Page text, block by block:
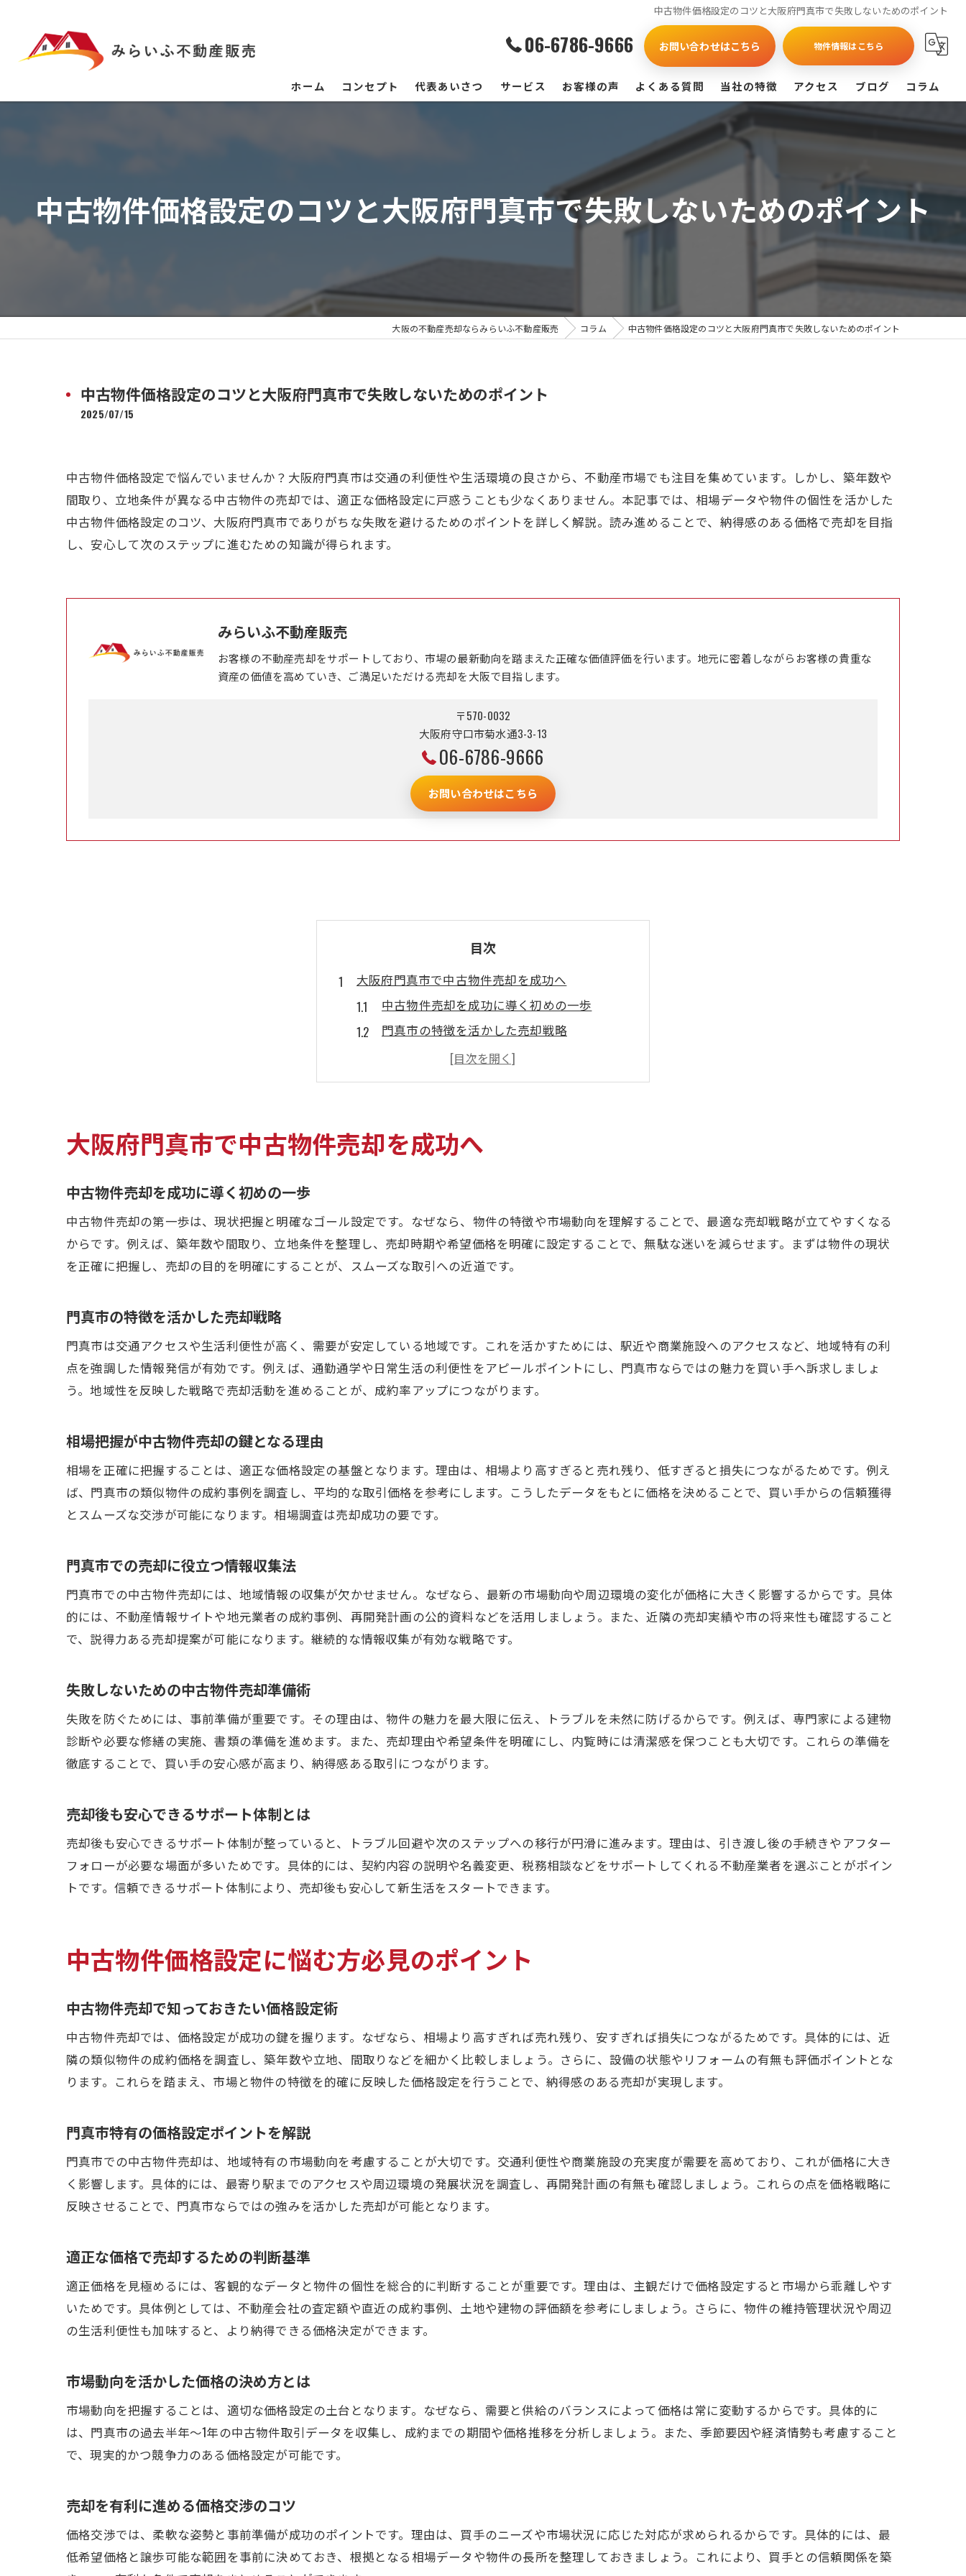
中古物件価格設定のコツと大阪府門真市で失敗しないためのポイント
06-6786-9666 お問い合わせはこちら 物件情報はこちら
ホーム コンセプト 代表あいさつ サービス お客様の声 よくある質問 当社の特徴
買取
戸建て
マンション
アクセス ブログ コラム
中古物件価格設定のコツと大阪府門真市で失敗しないためのポイント
大阪の不動産売却ならみらいふ不動産販売 コラム 中古物件価格設定のコツと大阪府門真市で失敗しないためのポイント
中古物件価格設定のコツと大阪府門真市で失敗しないためのポイント
2025/07/15
中古物件価格設定で悩んでいませんか？大阪府門真市は交通の利便性や生活環境の良さから、不動産市場でも注目を集めています。しかし、築年数や
間取り、立地条件が異なる中古物件の売却では、適正な価格設定に戸惑うことも少なくありません。本記事では、相場データや物件の個性を活かした
中古物件価格設定のコツ、大阪府門真市でありがちな失敗を避けるためのポイントを詳しく解説。読み進めることで、納得感のある価格で売却を目指
し、安心して次のステップに進むための知識が得られます。
みらいふ不動産販売
お客様の不動産売却をサポートしており、市場の最新動向を踏まえた正確な価値評価を行います。地元に密着しながらお客様の貴重な
資産の価値を高めていき、ご満足いただける売却を大阪で目指します。
〒570-0032
大阪府守口市菊水通3-3-13
06-6786-9666
お問い合わせはこちら
目次
大阪府門真市で中古物件売却を成功へ
中古物件売却を成功に導く初めの一歩
門真市の特徴を活かした売却戦略
相場把握が中古物件売却の鍵となる理由
門真市での売却に役立つ情報収集法
売却後も安心できるサポート体制とは
中古物件価格設定に悩む方必見のポイント
適正な価格で売却するための判断基準
市場動向を活かした価格の決め方とは
中古物件売却に役立つ市場動向の読み方
データ活用で価格戦略を立てるポイント
売却価格の根拠を強化する情報整理法
売却前に知っておきたい適正価格の見極め方
物件価値を上げるポイントと注意点
売却前準備で価格査定を有利にする方法
中古物件売却で印象を上げる工夫を紹介
門真市で選ばれる売却方法の特徴
内覧時に好印象を与えるポイント集
買手に伝わる物件の魅せ方を解説
価格設定を通じて納得の売却を実現する方法
中古物件売却で納得価格を実現する流れ
相場と希望を両立させる価格戦略
物件の個性を活かした売却術を徹底解説
中古物件売却で個性をアピールする秘訣
門真市の物件特性を活かす売却戦略
買手の心を動かす魅力的な情報発信
物件独自の強みを最大限に伝えるコツ
後悔しないための中古物件価格設定実践ガイド
トラブル回避のためのポイント整理
売却後のサポート体制にも注目しよう
納得感ある売却を叶える実践的アドバイス
大阪府門真市で中古物件売却を成功へ
中古物件売却を成功に導く初めの一歩
中古物件売却の第一歩は、現状把握と明確なゴール設定です。なぜなら、物件の特徴や市場動向を理解することで、最適な売却戦略が立てやすくなる
からです。例えば、築年数や間取り、立地条件を整理し、売却時期や希望価格を明確に設定することで、無駄な迷いを減らせます。まずは物件の現状
を正確に把握し、売却の目的を明確にすることが、スムーズな取引への近道です。
門真市の特徴を活かした売却戦略
門真市は交通アクセスや生活利便性が高く、需要が安定している地域です。これを活かすためには、駅近や商業施設へのアクセスなど、地域特有の利
点を強調した情報発信が有効です。例えば、通勤通学や日常生活の利便性をアピールポイントにし、門真市ならではの魅力を買い手へ訴求しましょ
う。地域性を反映した戦略で売却活動を進めることが、成約率アップにつながります。
相場把握が中古物件売却の鍵となる理由
相場を正確に把握することは、適正な価格設定の基盤となります。理由は、相場より高すぎると売れ残り、低すぎると損失につながるためです。例え
ば、門真市の類似物件の成約事例を調査し、平均的な取引価格を参考にします。こうしたデータをもとに価格を決めることで、買い手からの信頼獲得
とスムーズな交渉が可能になります。相場調査は売却成功の要です。
門真市での売却に役立つ情報収集法
門真市での中古物件売却には、地域情報の収集が欠かせません。なぜなら、最新の市場動向や周辺環境の変化が価格に大きく影響するからです。具体
的には、不動産情報サイトや地元業者の成約事例、再開発計画の公的資料などを活用しましょう。また、近隣の売却実績や市の将来性も確認すること
で、説得力ある売却提案が可能になります。継続的な情報収集が有効な戦略です。
失敗しないための中古物件売却準備術
失敗を防ぐためには、事前準備が重要です。その理由は、物件の魅力を最大限に伝え、トラブルを未然に防げるからです。例えば、専門家による建物
診断や必要な修繕の実施、書類の準備を進めます。また、売却理由や希望条件を明確にし、内覧時には清潔感を保つことも大切です。これらの準備を
徹底することで、買い手の安心感が高まり、納得感ある取引につながります。
売却後も安心できるサポート体制とは
売却後も安心できるサポート体制が整っていると、トラブル回避や次のステップへの移行が円滑に進みます。理由は、引き渡し後の手続きやアフター
フォローが必要な場面が多いためです。具体的には、契約内容の説明や名義変更、税務相談などをサポートしてくれる不動産業者を選ぶことがポイン
トです。信頼できるサポート体制により、売却後も安心して新生活をスタートできます。
中古物件価格設定に悩む方必見のポイント
中古物件売却で知っておきたい価格設定術
中古物件売却では、価格設定が成功の鍵を握ります。なぜなら、相場より高すぎれば売れ残り、安すぎれば損失につながるためです。具体的には、近
隣の類似物件の成約価格を調査し、築年数や立地、間取りなどを細かく比較しましょう。さらに、設備の状態やリフォームの有無も評価ポイントとな
ります。これらを踏まえ、市場と物件の特徴を的確に反映した価格設定を行うことで、納得感のある売却が実現します。
門真市特有の価格設定ポイントを解説
門真市での中古物件売却は、地域特有の市場動向を考慮することが大切です。交通利便性や商業施設の充実度が需要を高めており、これが価格に大き
く影響します。具体的には、最寄り駅までのアクセスや周辺環境の発展状況を調査し、再開発計画の有無も確認しましょう。これらの点を価格戦略に
反映させることで、門真市ならではの強みを活かした売却が可能となります。
適正な価格で売却するための判断基準
適正価格を見極めるには、客観的なデータと物件の個性を総合的に判断することが重要です。理由は、主観だけで価格設定すると市場から乖離しやす
いためです。具体例としては、不動産会社の査定額や直近の成約事例、土地や建物の評価額を参考にしましょう。さらに、物件の維持管理状況や周辺
の生活利便性も加味すると、より納得できる価格決定ができます。
市場動向を活かした価格の決め方とは
市場動向を把握することは、適切な価格設定の土台となります。なぜなら、需要と供給のバランスによって価格は常に変動するからです。具体的に
は、門真市の過去半年〜1年の中古物件取引データを収集し、成約までの期間や価格推移を分析しましょう。また、季節要因や経済情勢も考慮すること
で、現実的かつ競争力のある価格設定が可能です。
売却を有利に進める価格交渉のコツ
価格交渉では、柔軟な姿勢と事前準備が成功のポイントです。理由は、買手のニーズや市場状況に応じた対応が求められるからです。具体的には、最
低希望価格と譲歩可能な範囲を事前に決めておき、根拠となる相場データや物件の長所を整理しておきましょう。これにより、買手との信頼関係を築